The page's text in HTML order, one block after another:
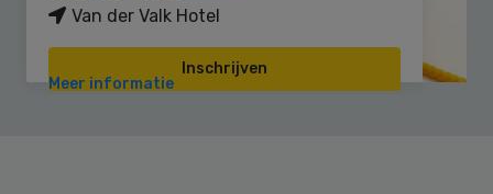
Van der Valk Hotel
Inschrijven
Meer informatie